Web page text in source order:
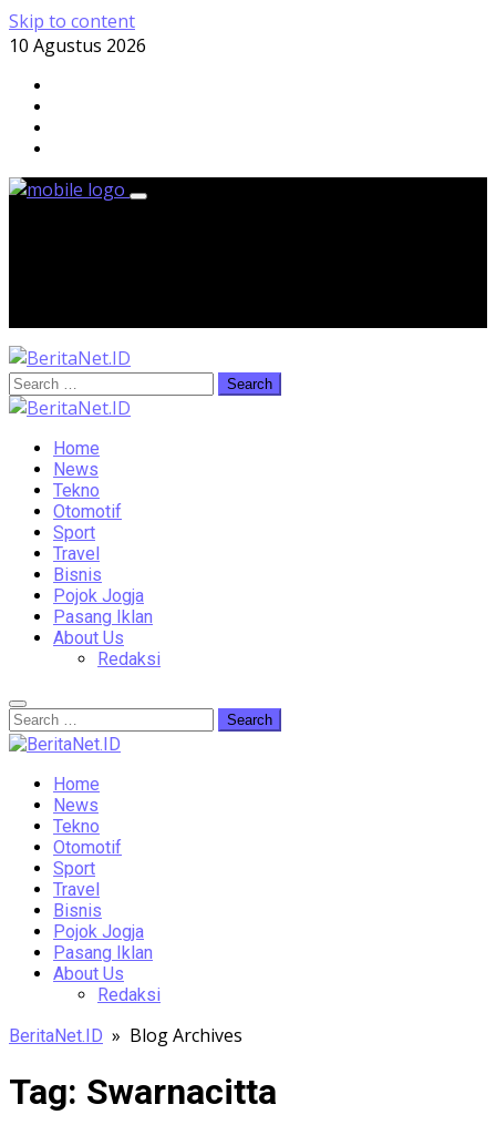
Skip to content
10 Agustus 2026
Home
News
Tekno
Otomotif
Sport
Travel
Bisnis
Pojok Jogja
Pasang Iklan
About Us
Redaksi
Home
News
Tekno
Otomotif
Sport
Travel
Bisnis
Pojok Jogja
Pasang Iklan
About Us
Redaksi
BeritaNet.ID » Blog Archives
Tag: Swarnacitta